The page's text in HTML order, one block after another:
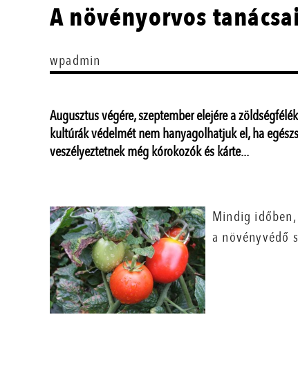
A növényorvos
wpadmin
Augusztus végére, szeptember elejére a
kultúrák védelmét nem hanyagolhatjuk el, ha
veszélyeztetnek még kórokozók és kárte...
Mindig
a növényvédő